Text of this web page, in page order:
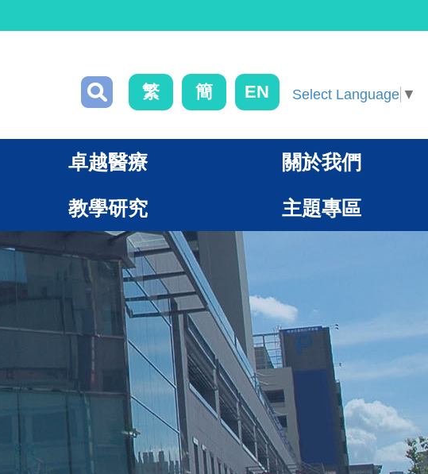
繁 簡 EN Select Language ▼
卓越醫療 關於我們
教學研究 主題專區